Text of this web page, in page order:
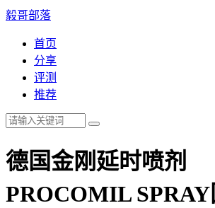
毅哥部落
首页
分享
评测
推荐
德国金刚延时喷剂
PROCOMIL